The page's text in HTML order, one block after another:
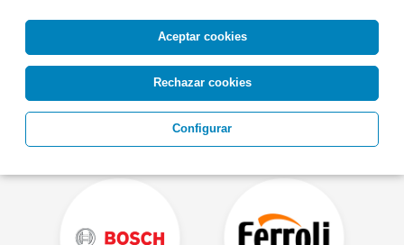
Aceptar cookies
Rechazar cookies
Configurar
Otras Marcas de Calderas